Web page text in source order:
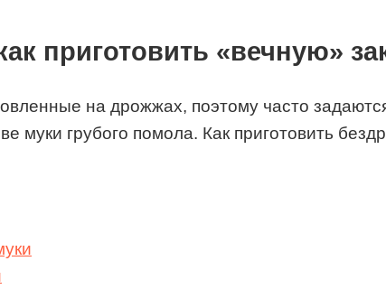
приготовить «вечную»
на дрожжах, поэтому часто
муки грубого помола. Как приготовить